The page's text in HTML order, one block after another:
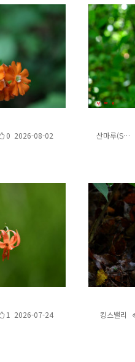
0 2026-08-02 산마루(S…
1 2026-07-24 킹스밸리